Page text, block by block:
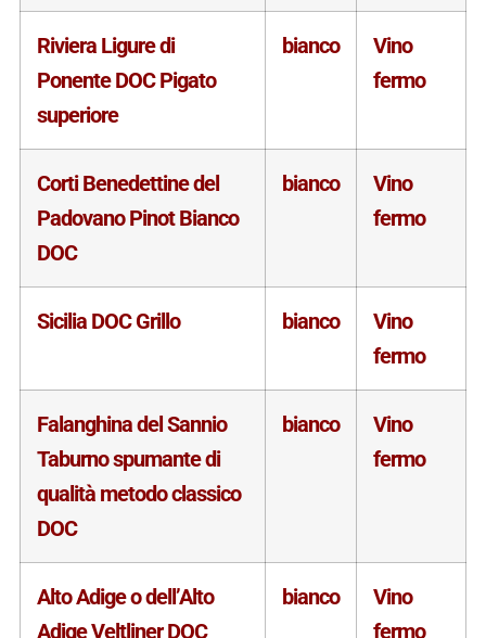
Riviera Ligure di
Ponente DOC Pigato
superiore
bianco
Vino
fermo
Corti Benedettine del
Padovano Pinot Bianco
DOC
bianco
Vino
fermo
Sicilia DOC Grillo bianco
Vino
fermo
Falanghina del Sannio
Taburno spumante di
qualità metodo classico
DOC
bianco
Vino
fermo
Alto Adige o dell’Alto
Adige Veltliner DOC
bianco
Vino
fermo